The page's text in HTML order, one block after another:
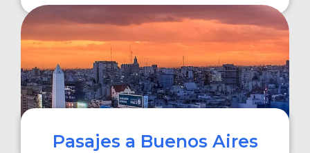
Pasajes a Buenos Aires